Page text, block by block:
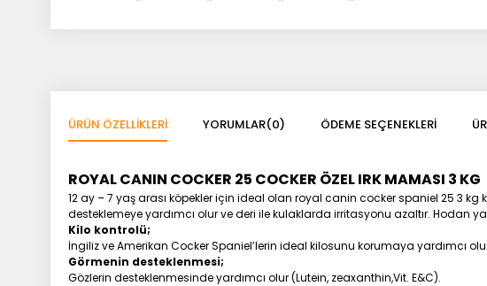
ÜRÜN ÖZELLIKLERI YORUMLAR(0) ÖDEME SEÇENEKLERI
ROYAL CANIN COCKER 25 COCKER ÖZEL IRK MAMASI 3 KG
12 ay – 7 yaş arası köpekler için ideal olan royal canin cocker spaniel 25 3 kg
desteklemeye yardımcı olur ve deri ile kulaklarda irritasyonu azaltır. Hodan
Kilo kontrolü;
İngiliz ve Amerikan Cocker Spaniel’lerin ideal kilosunu korumaya yardımcı
Görmenin desteklenmesi;
Gözlerin desteklenmesinde yardımcı olur (Lutein, zeaxanthin,Vit. E&C).